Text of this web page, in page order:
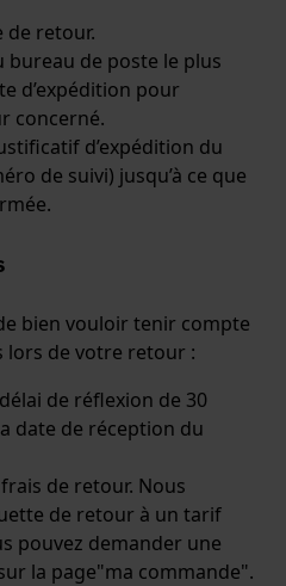
de retour.
bureau de poste le plus
d’expédition pour
concerné.
d’expédition du
de suivi) jusqu’à ce que
bien vouloir tenir compte
lors de votre retour :
de réflexion de 30
date de réception du
de retour. Nous
de retour à un tarif
pouvez demander une
la page"ma commande".